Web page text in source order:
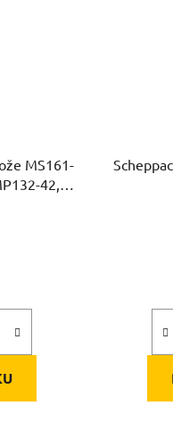
MS161-
42,